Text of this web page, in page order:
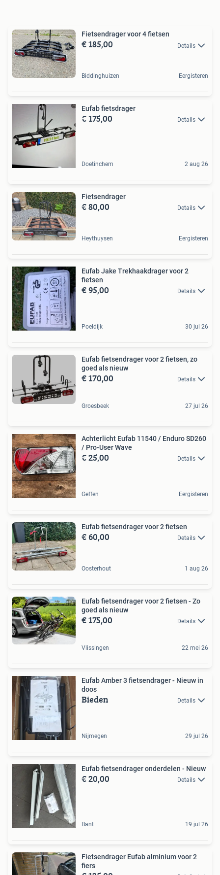
Fietsendrager voor 4 fietsen
€ 185,00 Details
Biddinghuizen Eergisteren
Eufab fietsdrager
€ 175,00 Details
Doetinchem 2 aug 26
Fietsendrager
€ 80,00 Details
Heythuysen Eergisteren
Eufab Jake Trekhaakdrager voor 2
fietsen
€ 95,00 Details
Poeldijk 30 jul 26
Eufab fietsendrager voor 2 fietsen, zo
goed als nieuw
€ 170,00 Details
Groesbeek 27 jul 26
Achterlicht Eufab 11540 / Enduro SD260
/ Pro-User Wave
€ 25,00 Details
Geffen Eergisteren
Eufab fietsendrager voor 2 fietsen
€ 60,00 Details
Oosterhout 1 aug 26
Eufab fietsendrager voor 2 fietsen - Zo
goed als nieuw
€ 175,00 Details
Vlissingen 22 mei 26
Eufab Amber 3 fietsendrager - Nieuw in
doos
Bieden Details
Nijmegen 29 jul 26
Eufab fietsendrager onderdelen - Nieuw
€ 20,00 Details
Bant 19 jul 26
Fietsendrager Eufab alminium voor 2
fiers